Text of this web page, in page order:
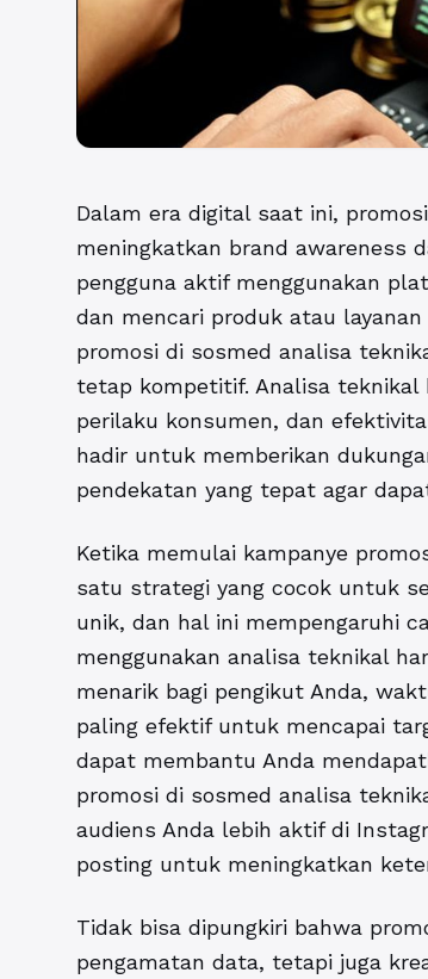
Dalam era digital saat ini,
meningkatkan brand awareness
pengguna aktif menggunakan
dan mencari produk atau
promosi di sosmed analisa
tetap kompetitif. Analisa teknikal
perilaku konsumen, dan
hadir untuk memberikan
pendekatan yang tepat agar
Ketika memulai kampanye
satu strategi yang cocok untuk
unik, dan hal ini mempengaruhi
menggunakan analisa teknikal
menarik bagi pengikut Anda,
paling efektif untuk mencapai
dapat membantu Anda
promosi di sosmed analisa
audiens Anda lebih aktif di
posting untuk meningkatkan
Tidak bisa dipungkiri bahwa
pengamatan data, tetapi juga